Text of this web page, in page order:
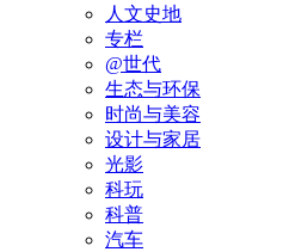
人文史地
专栏
@世代
生态与环保
时尚与美容
设计与家居
光影
科玩
科普
汽车